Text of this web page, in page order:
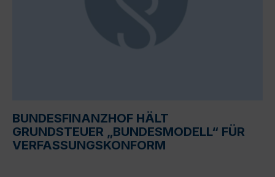
BUNDESFINANZHOF HÄLT
GRUNDSTEUER „BUNDESMODELL“ FÜR
VERFASSUNGSKONFORM